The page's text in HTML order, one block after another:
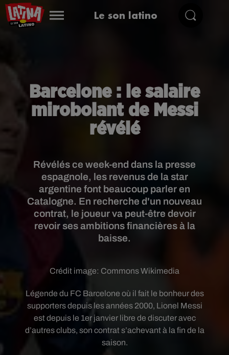
Le son latino
Barcelone : le salaire
mirobolant de Messi
révélé
Révélés ce week-end dans la presse
espagnole, les revenus de la star
argentine font beaucoup parler en
Catalogne. En recherche d'un nouveau
contrat, le joueur va peut-être devoir
revoir ses ambitions financières à la
baisse.
Crédit image: Commons Wikimedia
Légende du FC Barcelone où il fait le bonheur des
supporters depuis les années 2000, Lionel Messi
est depuis le 1er janvier libre de discuter avec
d’autres clubs, son contrat s’achevant à la fin de la
saison.